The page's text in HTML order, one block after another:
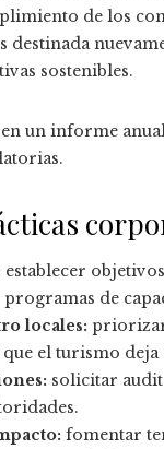
de los
destinada
sostenibles.
un informe
establecer
de
locales: priorizar
el turismo
solicitar
fomentar